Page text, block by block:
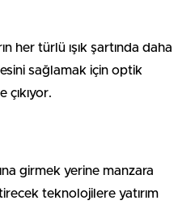
her türlü ışık şartında daha
sağlamak için optik
çıkıyor.
girmek yerine manzara
teknolojilere yatırım